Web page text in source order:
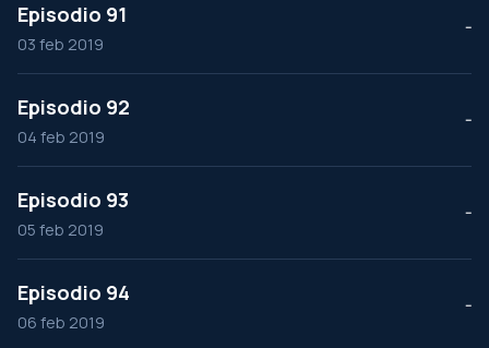
Episodio 91
03 feb 2019
--
Episodio 92
04 feb 2019
--
Episodio 93
05 feb 2019
--
Episodio 94
06 feb 2019
--